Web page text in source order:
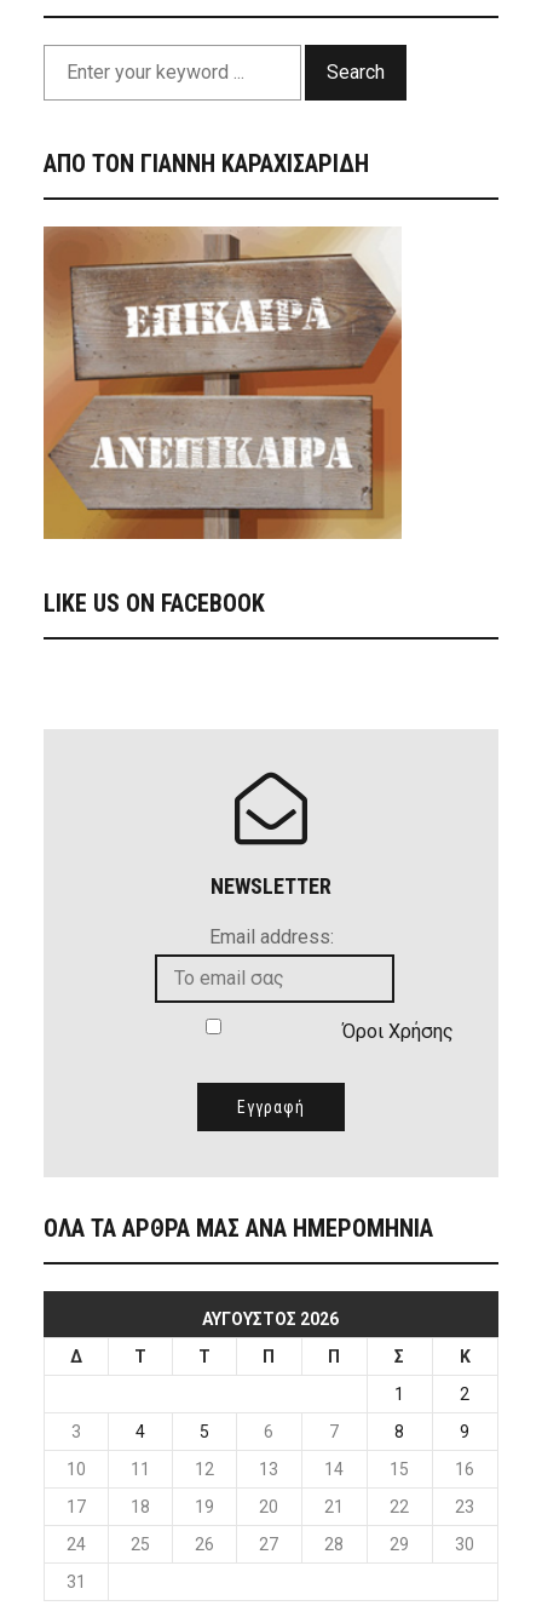
Search
ΑΠΟ ΤΟΝ ΓΙΑΝΝΗ ΚΑΡΑΧΙΣΑΡΙΔΗ
LIKE US ON FACEBOOK
NEWSLETTER
Email address:
Όροι Χρήσης
ΟΛΑ ΤΑ ΑΡΘΡΑ ΜΑΣ ΑΝΑ ΗΜΕΡΟΜΗΝΙΑ
ΑΎΓΟΥΣΤΟΣ 2026
Δ
Τ Τ Π Π Σ
Κ
1
2
3
4 5 6 7 8
9
10
11 12 13 14 15
16
17
18 19 20 21 22
23
24
25 26 27 28 29
30
31